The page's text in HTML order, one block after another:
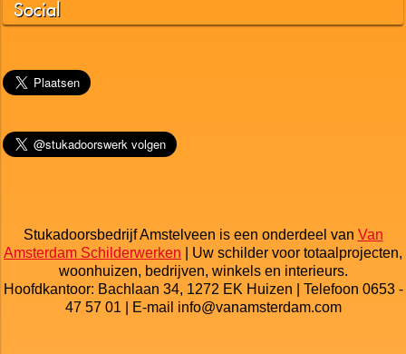
Laatste nieuws
Social
Stukadoorsbedrijf Amstelveen is een onderdeel van